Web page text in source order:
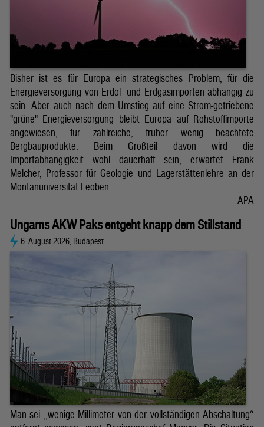
Bisher ist es für Europa ein strategisches Problem, für die
Energieversorgung von Erdöl- und Erdgasimporten abhängig zu
sein. Aber auch nach dem Umstieg auf eine Strom-getriebene
"grüne" Energieversorgung bleibt Europa auf Rohstoffimporte
angewiesen, für zahlreiche, früher wenig beachtete
Bergbauprodukte. Beim Großteil davon wird die
Importabhängigkeit wohl dauerhaft sein, erwartet Frank
Melcher, Professor für Geologie und Lagerstättenlehre an der
Montanuniversität Leoben.
APA
Ungarns AKW Paks entgeht knapp dem Stillstand
6. August 2026, Budapest
Man sei „wenige Millimeter von der vollständigen Abschaltung“